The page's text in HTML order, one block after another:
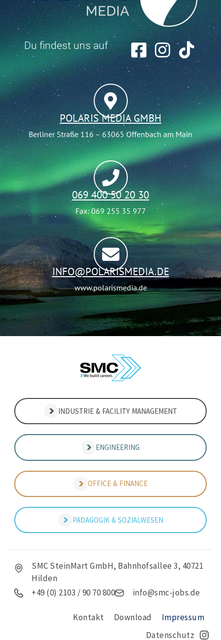
Du findest uns auf
POLARIS MEDIA GMBH
Berliner Straße 116 – 63065 Offenbach am Main
069 400 50 20 30
Fax: 069 255 35 977
INFO@POLARISMEDIA.DE
www.polarismedia.de
INDUSTRIE & FACILITY MANAGEMENT
ENGINEERING
OFFICE & FINANCE
PÄDAGOGIK & SOZIALWESEN
SMC SteinMart GmbH, Bahnhofsallee 3, 40721
Hilden
+49 (0) 2103 / 90 70 800
info@smc-jobs.de
Kontakt Download
Impressum
Datenschutz